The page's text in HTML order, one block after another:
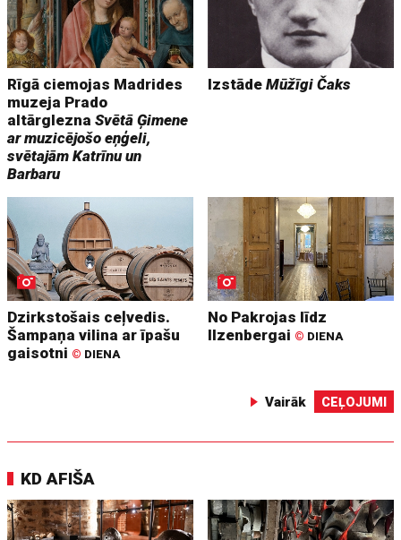
Rīgā ciemojas Madrides
muzeja Prado
altārgleznaSvētā Ģimene
ar muzicējošo eņģeli,
svētajām Katrīnu un
Barbaru
IzstādeMūžīgi Čaks
Dzirkstošais ceļvedis.
Šampaņa vilina ar īpašu
gaisotni © DIENA
No Pakrojas līdz
Ilzenbergai © DIENA
Vairāk CEĻOJUMI
KD AFIŠA